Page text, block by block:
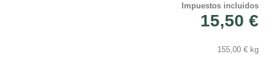
Impuestos incluidos
15,50 €
155,00 € kg